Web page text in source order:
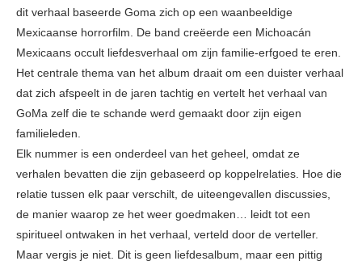
dit verhaal baseerde Goma zich op een waanbeeldige
Mexicaanse horrorfilm. De band creëerde een Michoacán
Mexicaans occult liefdesverhaal om zijn familie-erfgoed te eren.
Het centrale thema van het album draait om een ​​duister verhaal
dat zich afspeelt in de jaren tachtig en vertelt het verhaal van
GoMa zelf die te schande werd gemaakt door zijn eigen
familieleden.
Elk nummer is een onderdeel van het geheel, omdat ze
verhalen bevatten die zijn gebaseerd op koppelrelaties. Hoe die
relatie tussen elk paar verschilt, de uiteengevallen discussies,
de manier waarop ze het weer goedmaken… leidt tot een
spiritueel ontwaken in het verhaal, verteld door de verteller.
Maar vergis je niet. Dit is geen liefdesalbum, maar een pittig